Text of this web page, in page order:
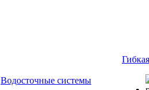
Водосточные системы